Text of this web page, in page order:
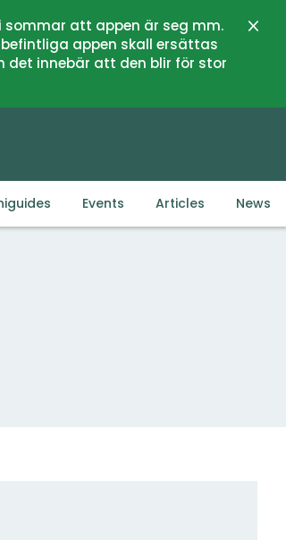
att appen är seg mm.
appen skall ersättas
det innebär att den blir för stor
Close
Events Articles News